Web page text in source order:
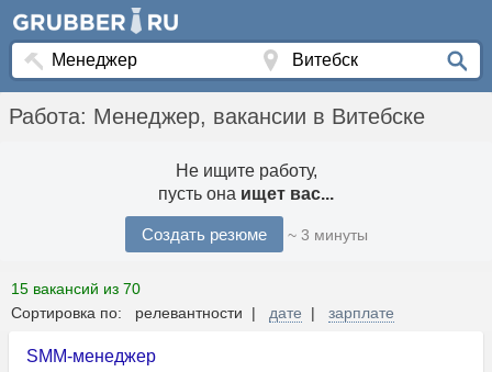
Работа: Менеджер, вакансии в Витебске
Не ищите работу,
пусть она ищет вас...
Создать резюме ~ 3 минуты
15 вакансий из 70
Сортировка по: релевантности | дате | зарплате
SMM-менеджер